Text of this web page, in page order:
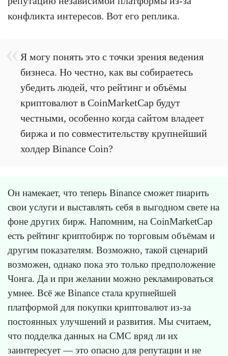
конфликта интересов. Вот его реплика.
Я могу понять это с точки зрения ведения
бизнеса. Но честно, как вы собираетесь
убедить людей, что рейтинг и объёмы
криптовалют в CoinMarketCap будут
честными, особенно когда сайтом владеет
биржа и по совместительству крупнейший
холдер Binance Coin?
Он намекает, что теперь Binance сможет пиарить
свои услуги и выставлять себя в выгодном свете на
фоне других бирж. Напомним, на CoinMarketCap
есть рейтинг криптобирж по торговым объёмам и
другим показателям. Возможно, такой сценарий
возможен, однако пока это только предположение
Чонга. Да и при желании можно рекламироваться
умнее. Всё же Binance стала крупнейшей
платформой для покупки криптовалют из-за
постоянных улучшений и развития. Мы считаем,
что подделка данных на CMC вряд ли их
заинтересует — это опасно для репутации и не